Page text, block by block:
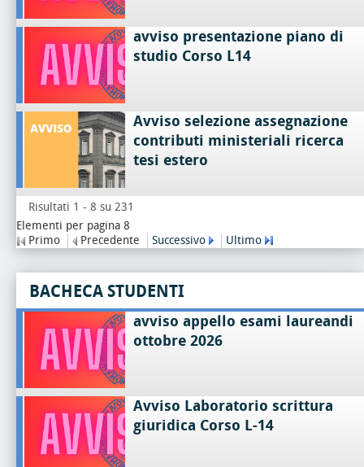
avviso presentazione piano di
studio Corso L14
Avviso selezione assegnazione
contributi ministeriali ricerca
tesi estero
Risultati 1 - 8 su 231
Elementi per pagina 8
Primo
Precedente Successivo Ultimo
BACHECA STUDENTI
avviso appello esami laureandi
ottobre 2026
Avviso Laboratorio scrittura
giuridica Corso L-14